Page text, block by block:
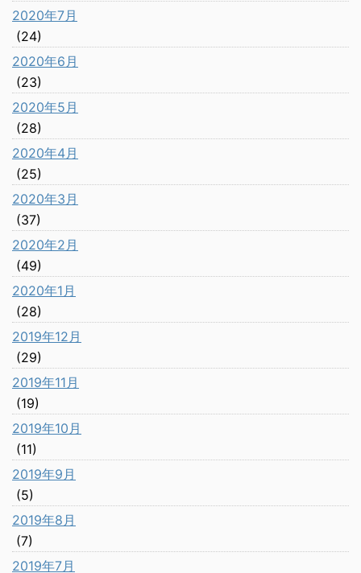
2020年7月
(24)
2020年6月
(23)
2020年5月
(28)
2020年4月
(25)
2020年3月
(37)
2020年2月
(49)
2020年1月
(28)
2019年12月
(29)
2019年11月
(19)
2019年10月
(11)
2019年9月
(5)
2019年8月
(7)
2019年7月